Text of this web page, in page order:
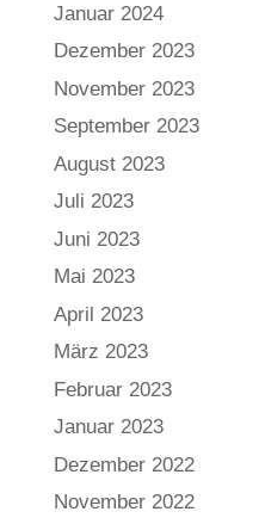
Januar 2024
Dezember 2023
November 2023
September 2023
August 2023
Juli 2023
Juni 2023
Mai 2023
April 2023
März 2023
Februar 2023
Januar 2023
Dezember 2022
November 2022